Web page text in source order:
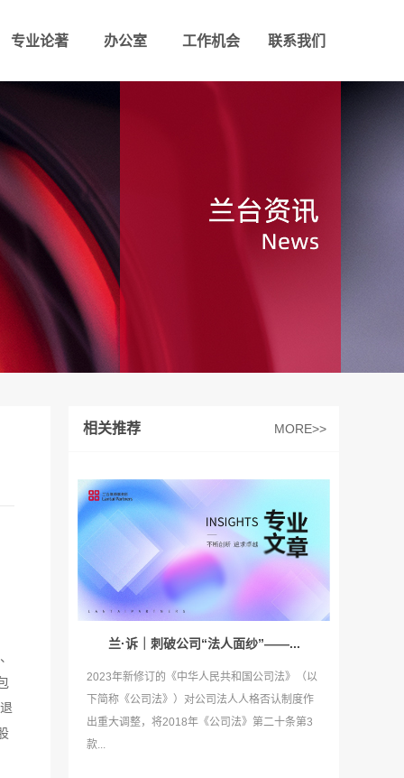
专业论著 办公室 工作机会 联系我们
相关推荐 MORE>>
兰·诉｜刺破公司“法人面纱”——...
2023年新修订的《中华人民共和国公司法》（以
下简称《公司法》）对公司法人人格否认制度作
出重大调整，将2018年《公司法》第二十条第3
款...